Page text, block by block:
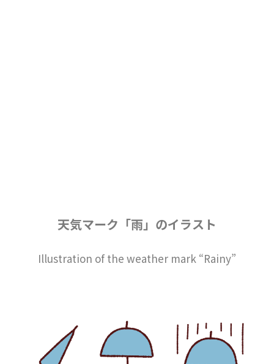
天気マーク「雨」のイラスト
Illustration of the weather mark “Rainy”